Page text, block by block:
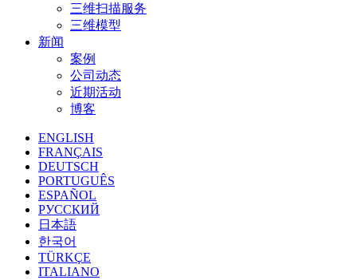
三维扫描服务
三维模型
新闻
案例
公司动态
近期活动
博客
ENGLISH
FRANÇAIS
DEUTSCH
PORTUGUÊS
ESPAÑOL
РУССКИЙ
日本語
한국어
TÜRKÇE
ITALIANO